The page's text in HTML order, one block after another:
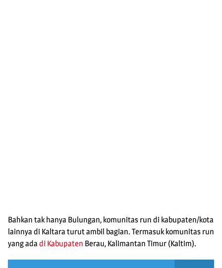
Bahkan tak hanya Bulungan, komunitas run di kabupaten/kota
lainnya di Kaltara turut ambil bagian. Termasuk komunitas run
yang ada di Kabupaten Berau, Kalimantan Timur (Kaltim).